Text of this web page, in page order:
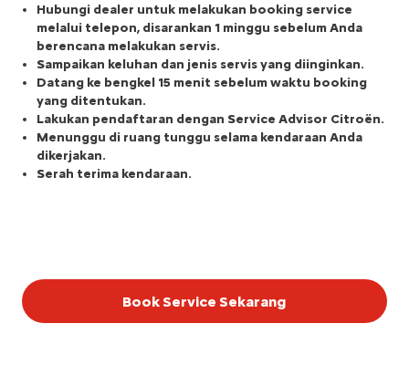
Hubungi dealer untuk melakukan booking service
melalui telepon, disarankan 1 minggu sebelum Anda
berencana melakukan servis.
Sampaikan keluhan dan jenis servis yang diinginkan.
Datang ke bengkel 15 menit sebelum waktu booking
yang ditentukan.
Lakukan pendaftaran dengan Service Advisor Citroën.
Menunggu di ruang tunggu selama kendaraan Anda
dikerjakan.
Serah terima kendaraan.
Book Service Sekarang